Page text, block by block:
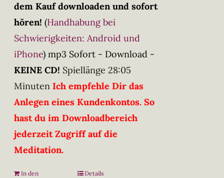
dem Kauf downloaden und sofort
hören! (Handhabung bei
Schwierigkeiten: Android und
iPhone) mp3 Sofort - Download -
KEINE CD! Spiellänge 28:05
Minuten Ich empfehle Dir das
Anlegen eines Kundenkontos. So
hast du im Downloadbereich
jederzeit Zugriff auf die
Meditation.
In den
Details